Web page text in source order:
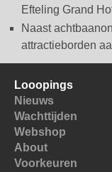
Efteling Grand
Naast
attractieborden
Looopings
Nieuws
Wachttijden
Webshop
About
Voorkeuren